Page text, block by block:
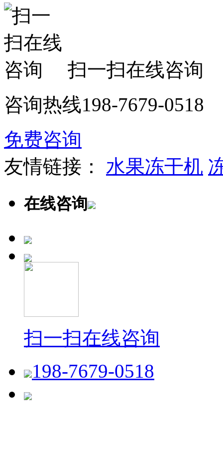
扫一扫在线咨询
咨询热线198-7679-0518
免费咨询
友情链接：
水果冻干机
在线咨询
扫一扫在线咨询
198-7679-0518